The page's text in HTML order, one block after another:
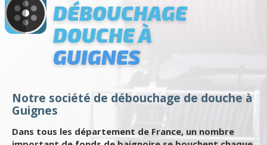
DÉBOUCHAGE
DOUCHE À
GUIGNES
Notre société de débouchage de douche à
Guignes
Dans tous les département de France, un nombre